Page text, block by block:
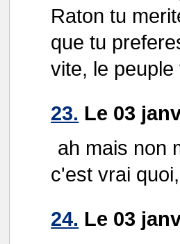
Raton tu
que tu
vite, le
23. Le 03
ah mais non
c'est vrai
24. Le 03